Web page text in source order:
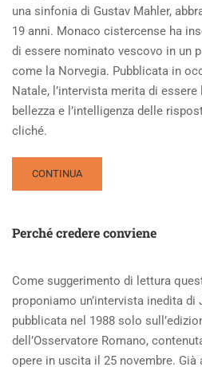
una sinfonia di Gustav Mahler,
19 anni. Monaco cistercense ha
di essere nominato vescovo in un
come la Norvegia. Pubblicata in
Natale, l’intervista merita di
bellezza e l’intelligenza delle
cliché.
READ
MORE
BARLUME
E
LO
SPIRITO
TEMPO
CONTINUA
Perché credere conviene
Come suggerimento di lettura
proponiamo un’intervista inedita di
pubblicata nel 1988 solo
dell’Osservatore Romano,
opere in uscita il 25 novembre. Già